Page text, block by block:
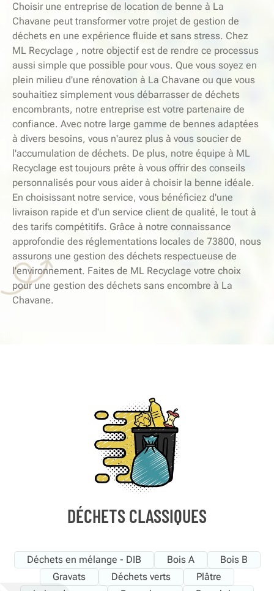
Choisir une entreprise de location de benne à La
Chavane peut transformer votre projet de gestion de
déchets en une expérience fluide et sans stress. Chez
ML Recyclage , notre objectif est de rendre ce processus
aussi simple que possible pour vous. Que vous soyez en
plein milieu d'une rénovation à La Chavane ou que vous
souhaitiez simplement vous débarrasser de déchets
encombrants, notre entreprise est votre partenaire de
confiance. Avec notre large gamme de bennes adaptées
à divers besoins, vous n'aurez plus à vous soucier de
l'accumulation de déchets. De plus, notre équipe à ML
Recyclage est toujours prête à vous offrir des conseils
personnalisés pour vous aider à choisir la benne idéale.
En choisissant notre service, vous bénéficiez d'une
livraison rapide et d'un service client de qualité, le tout à
des tarifs compétitifs. Grâce à notre connaissance
approfondie des réglementations locales de 73800, nous
assurons une gestion des déchets respectueuse de
l'environnement. Faites de ML Recyclage votre choix
pour une gestion des déchets sans encombre à La
Chavane.
DÉCHETS CLASSIQUES
Déchets en mélange - DIB Bois A
Bois B
Gravats
Déchets verts
Plâtre